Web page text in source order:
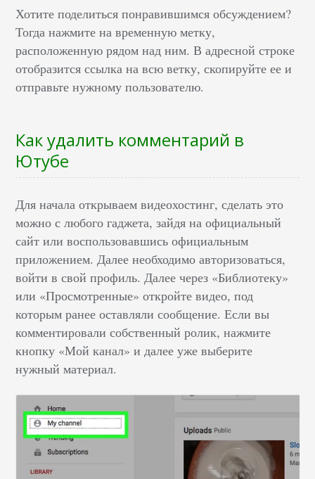
Хотите поделиться понравившимся обсуждением?
Тогда нажмите на временную метку,
расположенную рядом над ним. В адресной строке
отобразится ссылка на всю ветку, скопируйте ее и
отправьте нужному пользователю.
Как удалить комментарий в
Ютубе
Для начала открываем видеохостинг, сделать это
можно с любого гаджета, зайдя на официальный
сайт или воспользовавшись официальным
приложением. Далее необходимо авторизоваться,
войти в свой профиль. Далее через «Библиотеку»
или «Просмотренные» откройте видео, под
которым ранее оставляли сообщение. Если вы
комментировали собственный ролик, нажмите
кнопку «Мой канал» и далее уже выберите
нужный материал.